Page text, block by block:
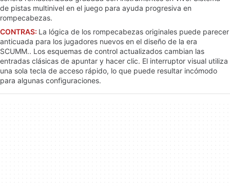
de pistas multinivel en el juego para ayuda progresiva en
rompecabezas.
CONTRAS: La lógica de los rompecabezas originales puede parecer
anticuada para los jugadores nuevos en el diseño de la era
SCUMM.. Los esquemas de control actualizados cambian las
entradas clásicas de apuntar y hacer clic. El interruptor visual utiliza
una sola tecla de acceso rápido, lo que puede resultar incómodo
para algunas configuraciones.